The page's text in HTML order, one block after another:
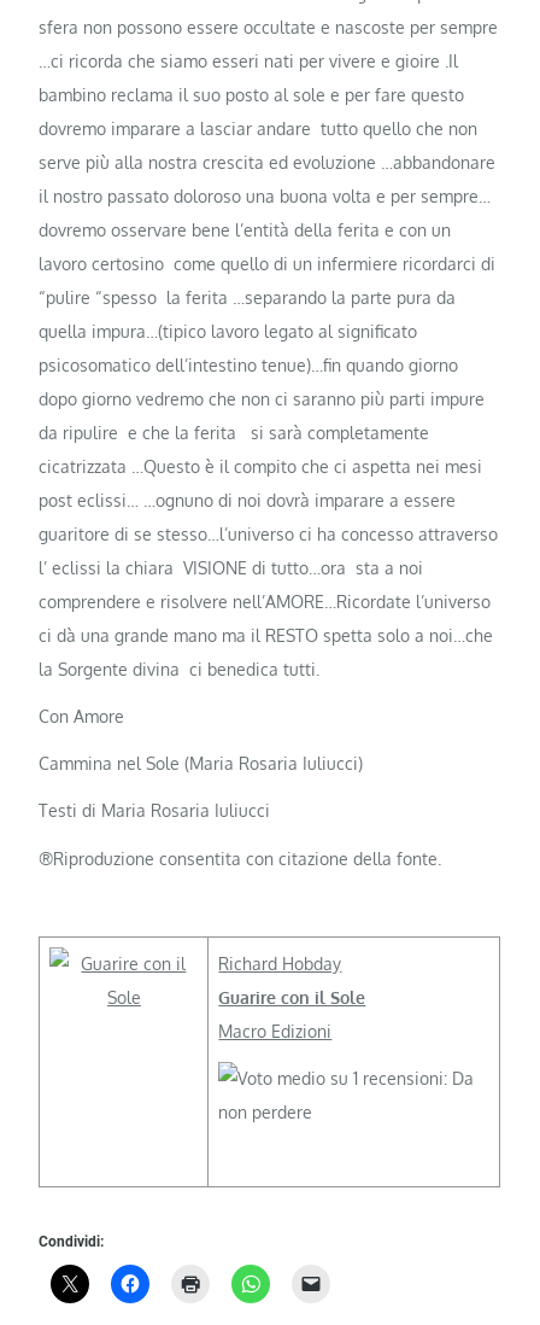
sfera non possono essere occultate e nascoste per sempre
…ci ricorda che siamo esseri nati per vivere e gioire .Il
bambino reclama il suo posto al sole e per fare questo
dovremo imparare a lasciar andare tutto quello che non
serve più alla nostra crescita ed evoluzione …abbandonare
il nostro passato doloroso una buona volta e per sempre…
dovremo osservare bene l’entità della ferita e con un
lavoro certosino come quello di un infermiere ricordarci di
“pulire “spesso la ferita …separando la parte pura da
quella impura…(tipico lavoro legato al significato
psicosomatico dell’intestino tenue)…fin quando giorno
dopo giorno vedremo che non ci saranno più parti impure
da ripulire e che la ferita si sarà completamente
cicatrizzata …Questo è il compito che ci aspetta nei mesi
post eclissi… …ognuno di noi dovrà imparare a essere
guaritore di se stesso…l’universo ci ha concesso attraverso
l’ eclissi la chiara VISIONE di tutto…ora sta a noi
comprendere e risolvere nell’AMORE…Ricordate l’universo
ci dà una grande mano ma il RESTO spetta solo a noi…che
la Sorgente divina ci benedica tutti.
Con Amore
Cammina nel Sole (Maria Rosaria Iuliucci)
Testi di Maria Rosaria Iuliucci
®Riproduzione consentita con citazione della fonte.
Richard Hobday
Guarire con il Sole
Macro Edizioni
Condividi: